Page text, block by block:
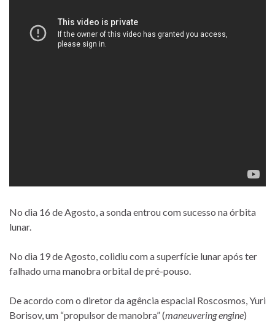
No dia 16 de Agosto, a sonda entrou com sucesso na órbita
lunar.
No dia 19 de Agosto, colidiu com a superfície lunar após ter
falhado uma manobra orbital de pré-pouso.
De acordo com o diretor da agência espacial Roscosmos, Yuri
Borisov, um “propulsor de manobra” (maneuvering engine)